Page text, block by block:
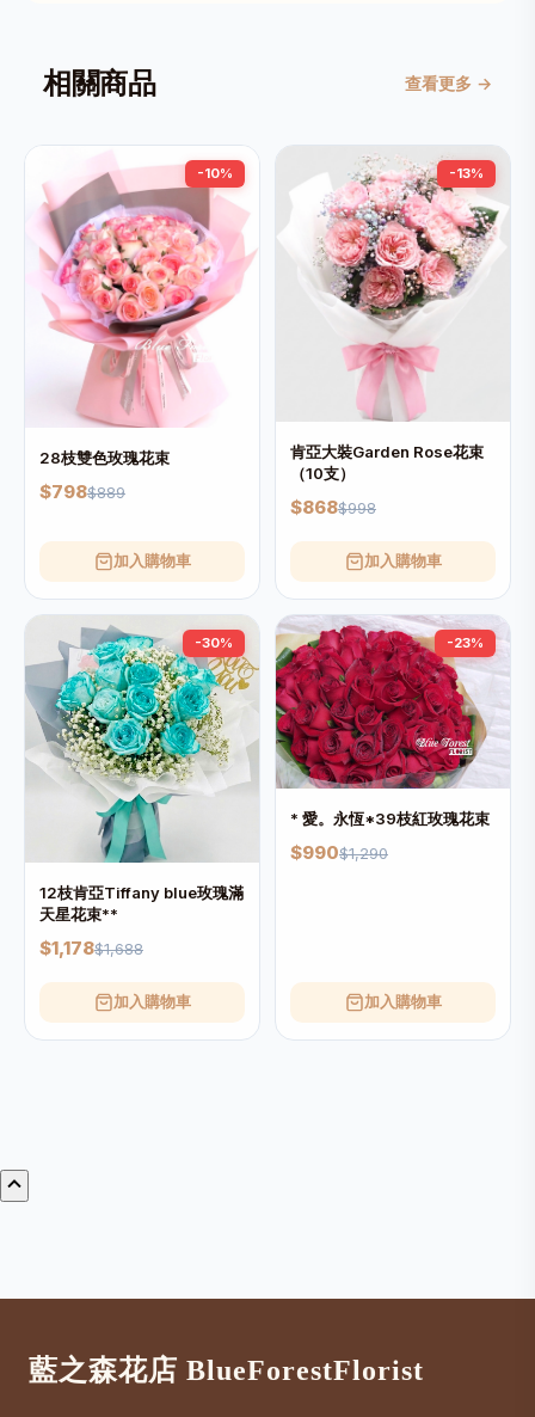
相關商品 查看更多 →
-10%
28枝雙色玫瑰花束
$798$889
加入購物車
-13%
肯亞大裝Garden Rose花束
（10支）
$868$998
加入購物車
-30%
12枝肯亞Tiffany blue玫瑰滿
天星花束**
$1,178$1,688
加入購物車
-23%
* 愛。永恆*39枝紅玫瑰花束
$990$1,290
加入購物車
藍之森花店 BlueForestFlorist